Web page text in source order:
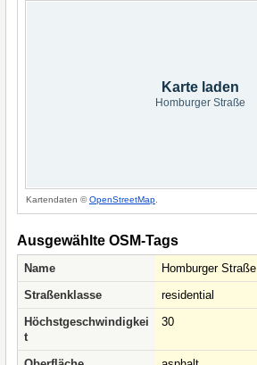
Karte laden
Homburger Straße
Kartendaten ©OpenStreetMap
Ausgewählte OSM-Tags
Name
Homburger Straße
Straßenklasse
residential
Höchstgeschwindigkei
t
30